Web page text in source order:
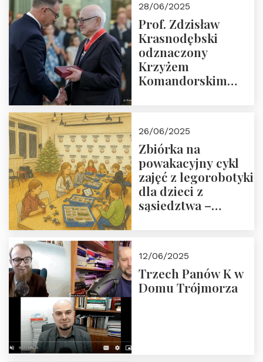
28/06/2025
Prof. Zdzisław
Krasnodębski
odznaczony
Krzyżem
Komandorskim
26/06/2025
Zbiórka na
powakacyjny cykl
zajęć z legorobotyki
dla dzieci z
sąsiedztwa –
Fundacji
12/06/2025
Trzech Panów K w
Domu Trójmorza